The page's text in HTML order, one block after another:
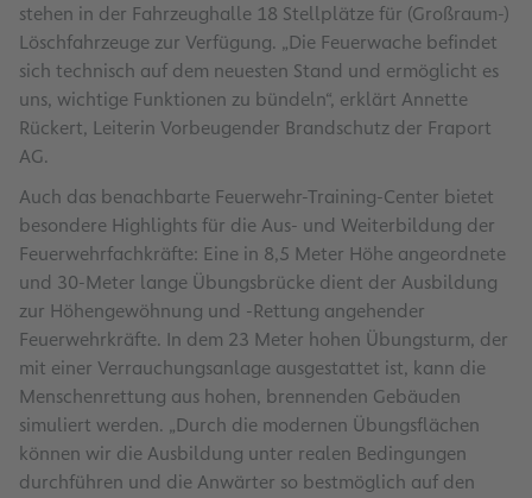
stehen in der Fahrzeughalle 18 Stellplätze für (Großraum-)
Löschfahrzeuge zur Verfügung. „Die Feuerwache befindet
sich technisch auf dem neuesten Stand und ermöglicht es
uns, wichtige Funktionen zu bündeln“, erklärt Annette
Rückert, Leiterin Vorbeugender Brandschutz der Fraport
AG.
Auch das benachbarte Feuerwehr-Training-Center bietet
besondere Highlights für die Aus- und Weiterbildung der
Feuerwehrfachkräfte: Eine in 8,5 Meter Höhe angeordnete
und 30-Meter lange Übungsbrücke dient der Ausbildung
zur Höhengewöhnung und -Rettung angehender
Feuerwehrkräfte. In dem 23 Meter hohen Übungsturm, der
mit einer Verrauchungsanlage ausgestattet ist, kann die
Menschenrettung aus hohen, brennenden Gebäuden
simuliert werden. „Durch die modernen Übungsflächen
können wir die Ausbildung unter realen Bedingungen
durchführen und die Anwärter so bestmöglich auf den